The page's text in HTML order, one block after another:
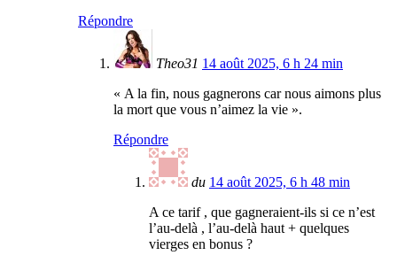
Répondre
Theo31 14 août 2025, 6 h 24 min
« A la fin, nous gagnerons car nous aimons plus
la mort que vous n’aimez la vie ».
Répondre
du 14 août 2025, 6 h 48 min
A ce tarif , que gagneraient-ils si ce n’est
l’au-delà , l’au-delà haut + quelques
vierges en bonus ?